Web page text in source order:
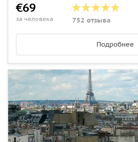
€69
за человека 752 отзыва
Подробнее